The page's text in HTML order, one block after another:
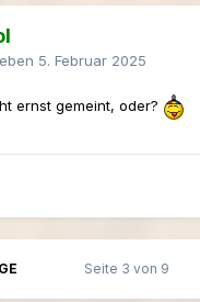
5. Februar 2025
ernst gemeint, oder?
Seite 3 von 9